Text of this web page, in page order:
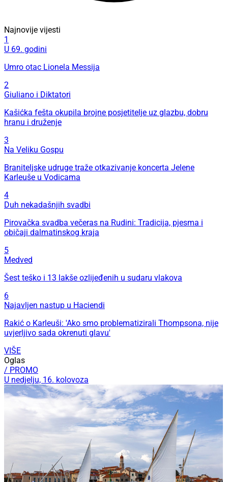
Najnovije vijesti
1
U 69. godini
Umro otac Lionela Messija
2
Giuliano i Diktatori
Kašićka fešta okupila brojne posjetitelje uz glazbu, dobru
hranu i druženje
3
Na Veliku Gospu
Braniteljske udruge traže otkazivanje koncerta Jelene
Karleuše u Vodicama
4
Duh nekadašnjih svadbi
Pirovačka svadba večeras na Rudini: Tradicija, pjesma i
običaji dalmatinskog kraja
5
Medved
Šest teško i 13 lakše ozlijeđenih u sudaru vlakova
6
Najavljen nastup u Haciendi
Rakić o Karleuši: 'Ako smo problematizirali Thompsona, nije
uvjerljivo sada okrenuti glavu'
VIŠE
Oglas
/ PROMO
U nedjelju, 16. kolovoza